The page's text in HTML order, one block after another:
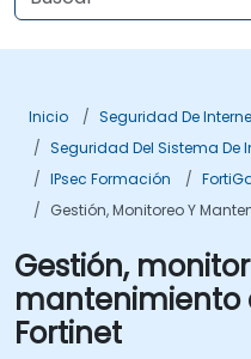
Inicio
Seguridad De
Seguridad Del Sistema
IPsec Formación
Gestión, Monitoreo Y
Gestión,
mantenimiento
Fortinet